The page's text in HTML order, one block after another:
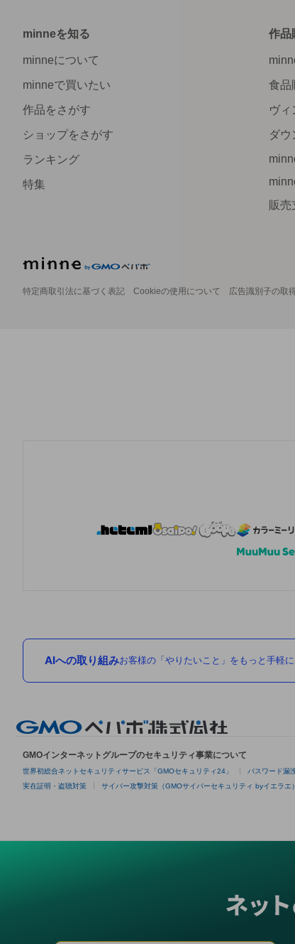
minneを知る
minneについて
minneで買いたい
作品をさがす
ショップをさがす
ランキング
特集
作品
食品
ヴィ
ダウ
販売
特定商取引法に基づく表記 Cookieの使用について 広告識別子の取
AIへの取り組みお客様の「やりたいこと」をもっと手軽
GMOインターネットグループのセキュリティ事業について
世界初総合ネットセキュリティサービス「GMOセキュリティ24」 パスワード漏
実在証明・盗聴対策 サイバー攻撃対策（GMOサイバーセキュリティ byイエラエ）